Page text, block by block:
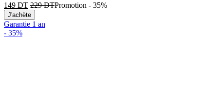
149 DT 229DTPromotion - 35%
J'achète
Garantie 1 an
- 35%